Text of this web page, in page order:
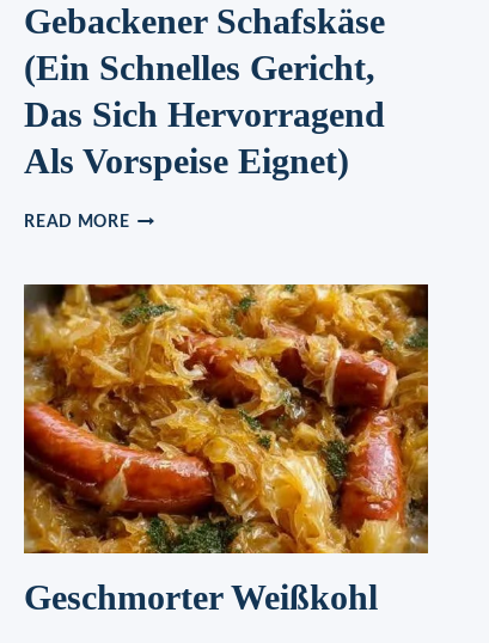
Gebackener Schafskäse
(Ein Schnelles Gericht,
Das Sich Hervorragend
Als Vorspeise Eignet)
READ MOREGEBACKENER
SCHNELLES
GERICHT,
DAS
SICH
HERVORRAGEND
ALS
VORSPEISE
EIGNET)
Geschmorter Weißkohl